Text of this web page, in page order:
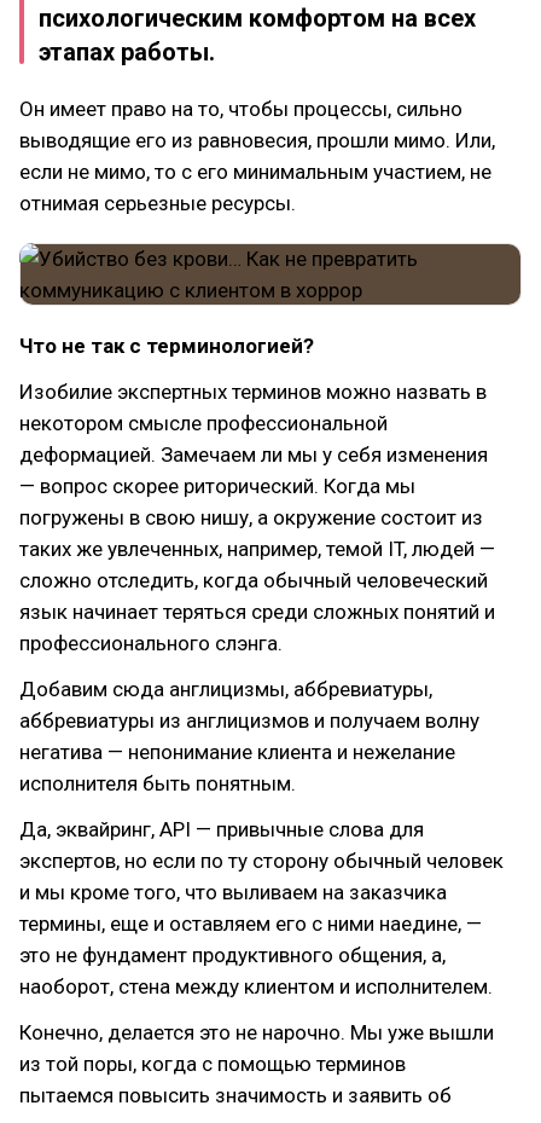
психологическим комфортом на всех
этапах работы.
Он имеет право на то, чтобы процессы, сильно
выводящие его из равновесия, прошли мимо. Или,
если не мимо, то с его минимальным участием, не
отнимая серьезные ресурсы.
Что не так с терминологией?
Изобилие экспертных терминов можно назвать в
некотором смысле профессиональной
деформацией. Замечаем ли мы у себя изменения
— вопрос скорее риторический. Когда мы
погружены в свою нишу, а окружение состоит из
таких же увлеченных, например, темой IT, людей —
сложно отследить, когда обычный человеческий
язык начинает теряться среди сложных понятий и
профессионального слэнга.
Добавим сюда англицизмы, аббревиатуры,
аббревиатуры из англицизмов и получаем волну
негатива — непонимание клиента и нежелание
исполнителя быть понятным.
Да, эквайринг, API — привычные слова для
экспертов, но если по ту сторону обычный человек
и мы кроме того, что выливаем на заказчика
термины, еще и оставляем его с ними наедине, —
это не фундамент продуктивного общения, а,
наоборот, стена между клиентом и исполнителем.
Конечно, делается это не нарочно. Мы уже вышли
из той поры, когда с помощью терминов
пытаемся повысить значимость и заявить об